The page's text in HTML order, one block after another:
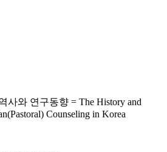
사와 연구동향 = The History and
Counseling in Korea